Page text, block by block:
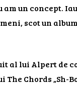
un concept.
scot un
al lui Alpert de
Chords „Sh-